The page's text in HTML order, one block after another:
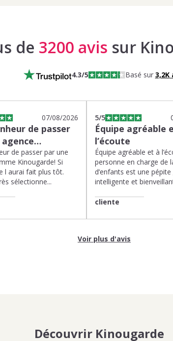
de 3200 avis sur
4.3/5 Basé sur 3,2K
07/08/2026
de passer
agence…
de passer par une
Kinougarde! Si
l aurai fait plus tôt.
sélectionne...
5/5
Équipe agréable
l’écoute
Équipe agréable et à
personne en charge de
d’enfants est une pépite
intelligente et
cliente
Voir plus d'avis
Découvrir Kinougarde